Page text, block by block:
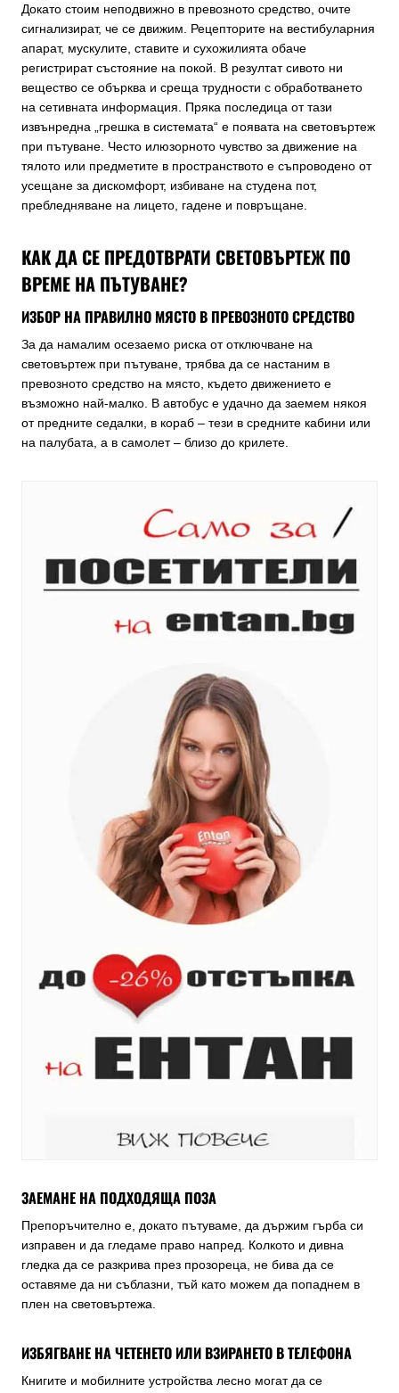
Докато стоим неподвижно в превозното средство, очите
сигнализират, че се движим. Рецепторите на вестибуларния
апарат, мускулите, ставите и сухожилията обаче
регистрират състояние на покой. В резултат сивото ни
вещество се обърква и среща трудности с обработването
на сетивната информация. Пряка последица от тази
извънредна „грешка в системата“ е появата на световъртеж
при пътуване. Често илюзорното чувство за движение на
тялото или предметите в пространството е съпроводено от
усещане за дискомфорт, избиване на студена пот,
пребледняване на лицето, гадене и повръщане.
КАК ДА СЕ ПРЕДОТВРАТИ СВЕТОВЪРТЕЖ ПО
ВРЕМЕ НА ПЪТУВАНЕ?
ИЗБОР НА ПРАВИЛНО МЯСТО В ПРЕВОЗНОТО СРЕДСТВО
За да намалим осезаемо риска от отключване на
световъртеж при пътуване, трябва да се настаним в
превозното средство на място, където движението е
възможно най-малко. В автобус е удачно да заемем някоя
от предните седалки, в кораб – тези в средните кабини или
на палубата, а в самолет – близо до крилете.
ЗАЕМАНЕ НА ПОДХОДЯЩА ПОЗА
Препоръчително е, докато пътуваме, да държим гърба си
изправен и да гледаме право напред. Колкото и дивна
гледка да се разкрива през прозореца, не бива да се
оставяме да ни съблазни, тъй като можем да попаднем в
плен на световъртежа.
ИЗБЯГВАНЕ НА ЧЕТЕНЕТО ИЛИ ВЗИРАНЕТО В ТЕЛЕФОНА
Книгите и мобилните устройства лесно могат да се